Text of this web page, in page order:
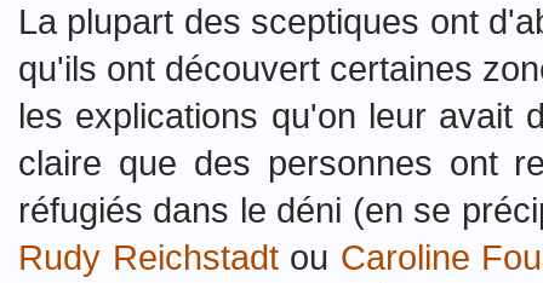
La plupart des sceptiques ont
qu'ils ont découvert certaines
les explications qu'on leur avait
claire que des personnes ont
réfugiés dans le déni (en se
Rudy Reichstadtou Caroline